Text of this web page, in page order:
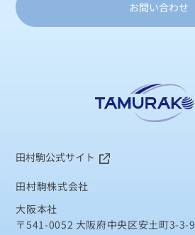
田村駒公式サイト
田村駒株式会社
大阪本社
〒541-0052 大阪府中央区安土町3-3-9
お問い合わせ